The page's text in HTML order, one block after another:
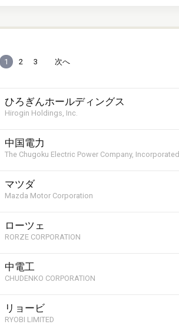
1 2 3 次へ
ひろぎんホールディングス
Hirogin Holdings, Inc.
中国電力
The Chugoku Electric Power Company, Incorporated
マツダ
Mazda Motor Corporation
ローツェ
RORZE CORPORATION
中電工
CHUDENKO CORPORATION
リョービ
RYOBI LIMITED